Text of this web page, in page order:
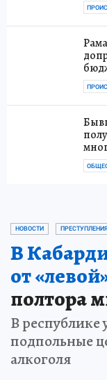
НОВОСТИ
В
от
полтора
В республике
подпольные
алкоголя